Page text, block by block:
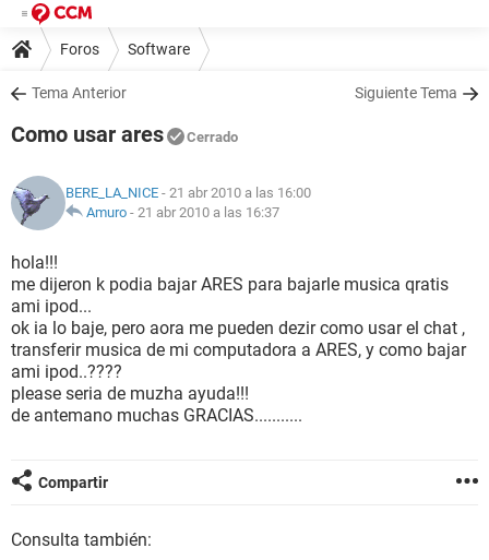
Foros Software
Tema Anterior Siguiente Tema
Como usar ares Cerrado
BERE_LA_NICE - 21 abr 2010 a las 16:00
Amuro - 21 abr 2010 a las 16:37
hola!!!
me dijeron k podia bajar ARES para bajarle musica qratis
ami ipod...
ok ia lo baje, pero aora me pueden dezir como usar el chat ,
transferir musica de mi computadora a ARES, y como bajar
ami ipod..????
please seria de muzha ayuda!!!
de antemano muchas GRACIAS...........
Compartir
Consulta también: